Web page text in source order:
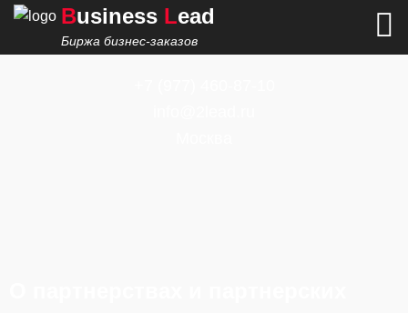
Business Lead
Биржа бизнес-заказов